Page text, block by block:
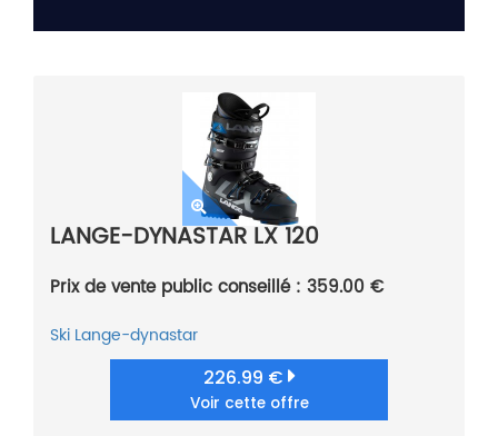
LANGE-DYNASTAR LX 120
Prix de vente public conseillé : 359.00 €
Ski Lange-dynastar
226.99 €
Voir cette offre